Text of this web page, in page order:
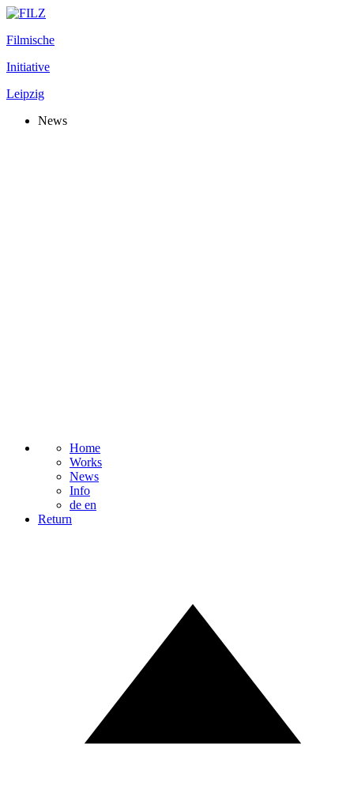
Filmische
Initiative
Leipzig
News
Home
Works
News
Info
de en
Return